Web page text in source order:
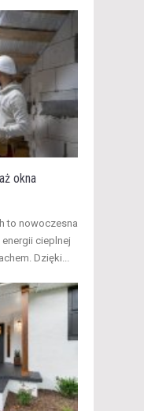
okna
to nowoczesna
cieplnej
Dzięki...